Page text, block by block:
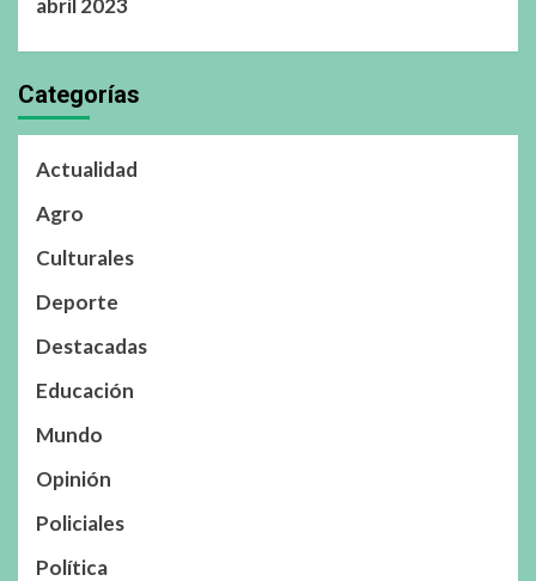
abril 2023
Categorías
Actualidad
Agro
Culturales
Deporte
Destacadas
Educación
Mundo
Opinión
Policiales
Política